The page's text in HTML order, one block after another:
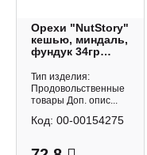
Орехи "NutStory"
кешью, миндаль,
фундук 34гр
Тип изделия:
Продовольственные
товары Доп. опис...
Код: 00-00154275